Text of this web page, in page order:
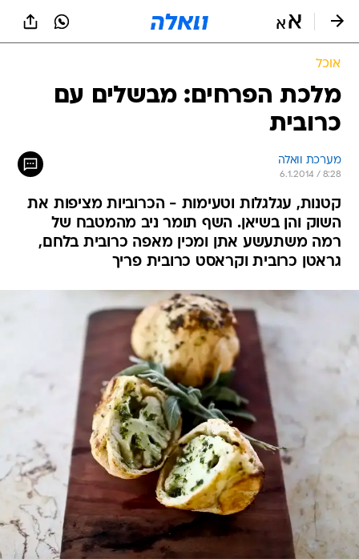
אוכל
מלכת הפרחים: מבשלים עם
כרובית
מערכת וואלה
6.1.2014 / 8:28
קטנות, עגלגלות וטעימות - הכרוביות מציפות את
השוק והן בשיאן. השף תומר ניב מהמטבח של
רמה משתעשע אתן ומכין מאפה כרובית בלחם,
גראטן כרובית וקראסט כרובית פריך